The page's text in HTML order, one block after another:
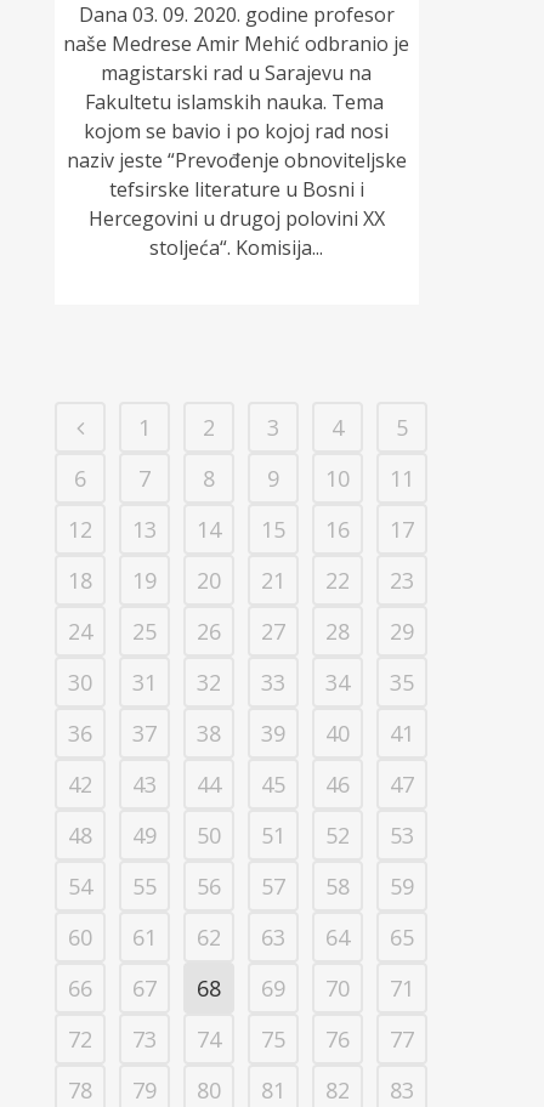
Dana 03. 09. 2020. godine profesor
naše Medrese Amir Mehić odbranio je
magistarski rad u Sarajevu na
Fakultetu islamskih nauka. Tema
kojom se bavio i po kojoj rad nosi
naziv jeste “Prevođenje obnoviteljske
tefsirske literature u Bosni i
Hercegovini u drugoj polovini XX
stoljeća“. Komisija...
1 2 3 4
5
6
7 8 9 10
11
12
13 14 15 16
17
18
19 20 21 22
23
24
25 26 27 28
29
30
31 32 33 34
35
36
37 38 39 40
41
42
43 44 45 46
47
48
49 50 51 52
53
54
55 56 57 58
59
60
61 62 63 64
65
66
67 68 69 70
71
72
73 74 75 76
77
78
79 80 81 82
83